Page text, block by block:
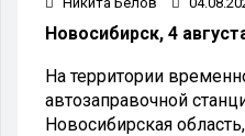
Новосибирск, 4
На территории
автозаправочной
Новосибирская